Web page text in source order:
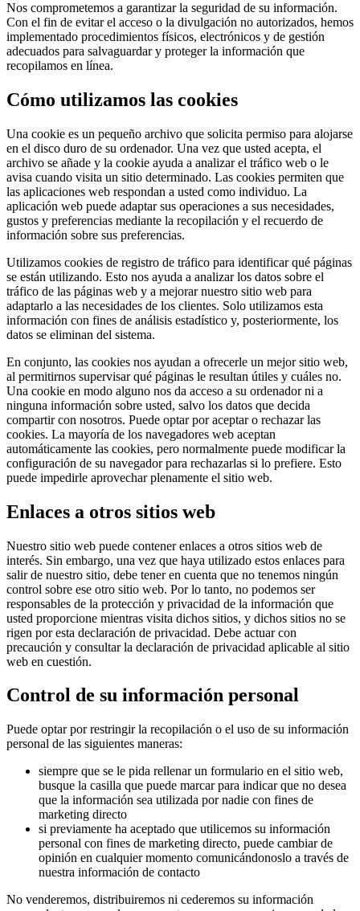
Nos comprometemos a garantizar la seguridad de su información.
Con el fin de evitar el acceso o la divulgación no autorizados, hemos
implementado procedimientos físicos, electrónicos y de gestión
adecuados para salvaguardar y proteger la información que
recopilamos en línea.
Cómo utilizamos las cookies
Una cookie es un pequeño archivo que solicita permiso para alojarse
en el disco duro de su ordenador. Una vez que usted acepta, el
archivo se añade y la cookie ayuda a analizar el tráfico web o le
avisa cuando visita un sitio determinado. Las cookies permiten que
las aplicaciones web respondan a usted como individuo. La
aplicación web puede adaptar sus operaciones a sus necesidades,
gustos y preferencias mediante la recopilación y el recuerdo de
información sobre sus preferencias.
Utilizamos cookies de registro de tráfico para identificar qué páginas
se están utilizando. Esto nos ayuda a analizar los datos sobre el
tráfico de las páginas web y a mejorar nuestro sitio web para
adaptarlo a las necesidades de los clientes. Solo utilizamos esta
información con fines de análisis estadístico y, posteriormente, los
datos se eliminan del sistema.
En conjunto, las cookies nos ayudan a ofrecerle un mejor sitio web,
al permitirnos supervisar qué páginas le resultan útiles y cuáles no.
Una cookie en modo alguno nos da acceso a su ordenador ni a
ninguna información sobre usted, salvo los datos que decida
compartir con nosotros. Puede optar por aceptar o rechazar las
cookies. La mayoría de los navegadores web aceptan
automáticamente las cookies, pero normalmente puede modificar la
configuración de su navegador para rechazarlas si lo prefiere. Esto
puede impedirle aprovechar plenamente el sitio web.
Enlaces a otros sitios web
Nuestro sitio web puede contener enlaces a otros sitios web de
interés. Sin embargo, una vez que haya utilizado estos enlaces para
salir de nuestro sitio, debe tener en cuenta que no tenemos ningún
control sobre ese otro sitio web. Por lo tanto, no podemos ser
responsables de la protección y privacidad de la información que
usted proporcione mientras visita dichos sitios, y dichos sitios no se
rigen por esta declaración de privacidad. Debe actuar con
precaución y consultar la declaración de privacidad aplicable al sitio
web en cuestión.
Control de su información personal
Puede optar por restringir la recopilación o el uso de su información
personal de las siguientes maneras:
siempre que se le pida rellenar un formulario en el sitio web,
busque la casilla que puede marcar para indicar que no desea
que la información sea utilizada por nadie con fines de
marketing directo
si previamente ha aceptado que utilicemos su información
personal con fines de marketing directo, puede cambiar de
opinión en cualquier momento comunicándonoslo a través de
nuestra información de contacto
No venderemos, distribuiremos ni cederemos su información